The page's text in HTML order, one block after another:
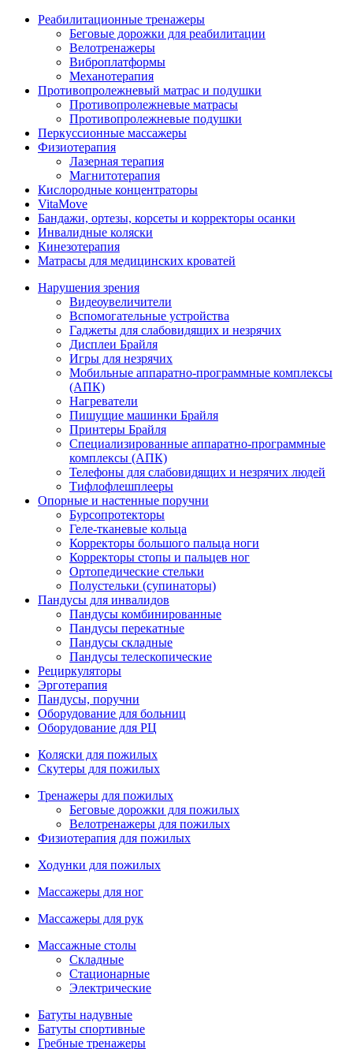
Реабилитационные тренажеры
Беговые дорожки для реабилитации
Велотренажеры
Виброплатформы
Механотерапия
Противопролежневый матрас и подушки
Противопролежневые матрасы
Противопролежневые подушки
Перкуссионные массажеры
Физиотерапия
Лазерная терапия
Магнитотерапия
Кислородные концентраторы
VitaMove
Бандажи, ортезы, корсеты и корректоры осанки
Инвалидные коляски
Кинезотерапия
Матрасы для медицинских кроватей
Нарушения зрения
Видеоувеличители
Вспомогательные устройства
Гаджеты для слабовидящих и незрячих
Дисплеи Брайля
Игры для незрячих
Мобильные аппаратно-программные комплексы
(АПК)
Нагреватели
Пишущие машинки Брайля
Принтеры Брайля
Специализированные аппаратно-программные
комплексы (АПК)
Телефоны для слабовидящих и незрячих людей
Тифлофлешплееры
Опорные и настенные поручни
Бурсопротекторы
Геле-тканевые кольца
Корректоры большого пальца ноги
Корректоры стопы и пальцев ног
Ортопедические стельки
Полустельки (супинаторы)
Пандусы для инвалидов
Пандусы комбинированные
Пандусы перекатные
Пандусы складные
Пандусы телескопические
Рециркуляторы
Эрготерапия
Пандусы, поручни
Оборудование для больниц
Оборудование для РЦ
Коляски для пожилых
Скутеры для пожилых
Тренажеры для пожилых
Беговые дорожки для пожилых
Велотренажеры для пожилых
Физиотерапия для пожилых
Ходунки для пожилых
Массажеры для ног
Массажеры для рук
Массажные столы
Складные
Стационарные
Электрические
Батуты надувные
Батуты спортивные
Гребные тренажеры